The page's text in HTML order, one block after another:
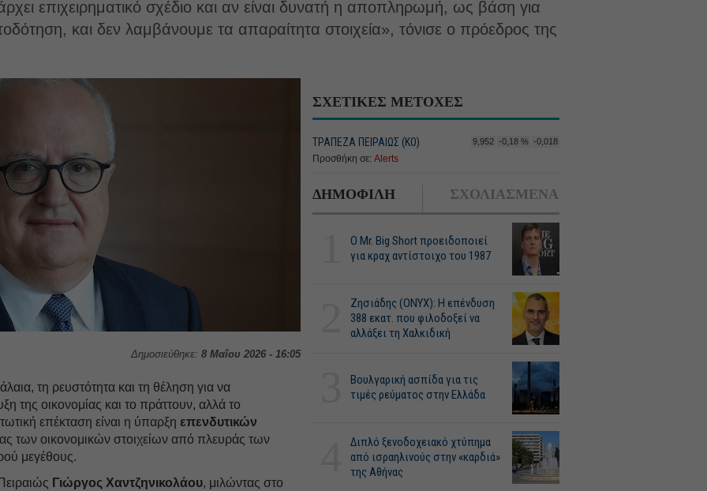
επιχειρηματικό σχέδιο και αν είναι δυνατή η αποπληρωμή, ως βάση για
και δεν λαμβάνουμε τα απαραίτητα στοιχεία», τόνισε ο πρόεδρος της
Δημοσιεύθηκε: 8 Μαΐου 2026 - 16:05
τη ρευστότητα και τη θέληση για να
της οικονομίας και το πράττουν, αλλά το
επέκταση είναι η ύπαρξηεπενδυτικών
των οικονομικών στοιχείων από πλευράς των
μεγέθους.
Γιώργος Χαντζηνικολάου, μιλώντας στο
ΣΧΕΤΙΚΕΣ ΜΕΤΟΧΕΣ
ΤΡΑΠΕΖΑ ΠΕΙΡΑΙΩΣ (ΚΟ) 9,952 -0,18 % -0,018
Προσθήκη σε: Alerts
ΔΗΜΟΦΙΛΗ ΣΧΟΛΙΑΣΜΕΝΑ
O Mr. Big Short προειδοποιεί
για κραχ αντίστοιχο του 1987
Ζησιάδης (ONYX): Η επένδυση
388 εκατ. που φιλοδοξεί να
αλλάξει τη Χαλκιδική
Βουλγαρική ασπίδα για τις
τιμές ρεύματος στην Ελλάδα
Διπλό ξενοδοχειακό χτύπημα
από ισραηλινούς στην «καρδιά»
της Αθήνας